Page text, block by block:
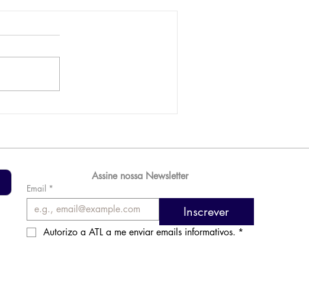
Assine nossa Newsletter
Email *
Inscrever
Autorizo a ATL a me enviar emails informativos. *